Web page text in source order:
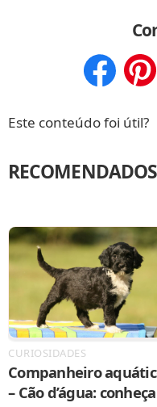
Este conteúdo foi útil?
RECOMENDADOS
CURIOSIDADES
Companheiro
– Cão d’água: